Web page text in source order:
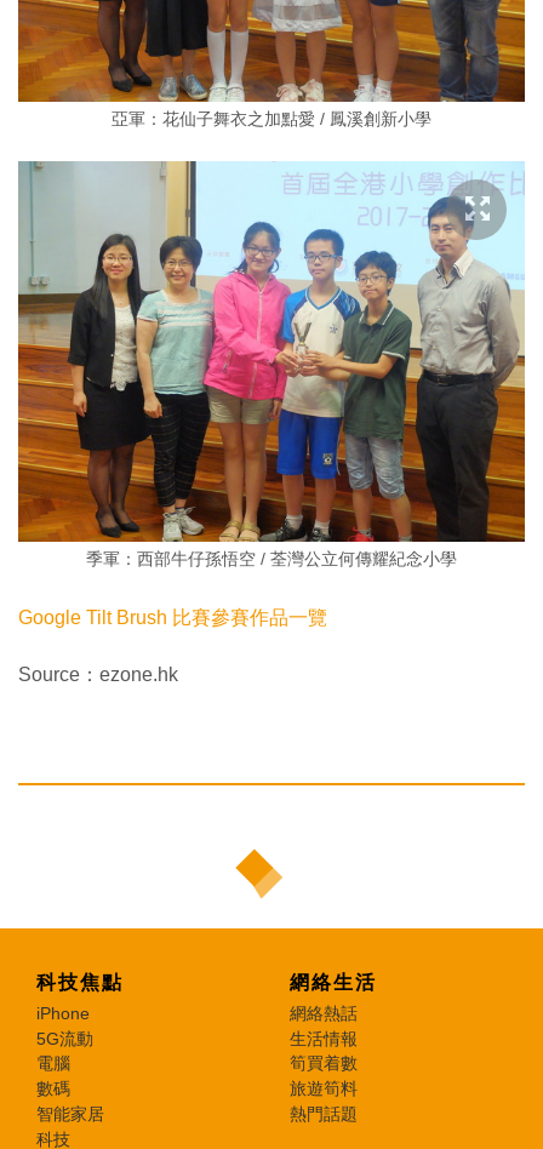
亞軍：花仙子舞衣之加點愛 / 鳳溪創新小學
季軍：西部牛仔孫悟空 / 荃灣公立何傳耀紀念小學
Google Tilt Brush 比賽參賽作品一覽
Source：ezone.hk
科技焦點
iPhone
5G流動
電腦
數碼
智能家居
科技
網絡生活
網絡熱話
生活情報
筍買着數
旅遊筍料
熱門話題